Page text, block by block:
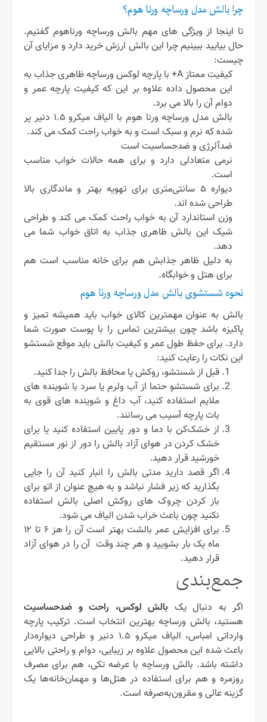
چرا بالش مدل ورساچه ورنا هوم؟
تا اینجا از ویژگی های مهم بالش ورساچه ورناهوم گفتیم.
حال بیایید ببینیم چرا این بالش ارزش خرید دارد و مزایای آن
چیست:
کیفیت ممتاز A+ با پارچه لوکس ورساچه ظاهری جذاب به
این محصول داده علاوه بر این که کیفیت پارچه عمر و
دوام آن را بالا می برد.
بالش مدل ورساچه ورنا هوم با الیاف میکرو ۱.۵ دنیر پر
شده که نرم و سبک است و به خواب راحت کمک می کند.
ضدآلرژی و ضدحساسیت است
نرمی متعادلی دارد و برای همه حالات خواب مناسب
است.
دیواره ۵ سانتی‌متری برای تهویه بهتر و ماندگاری بالا
طراحی شده اند.
وزن استاندارد آن به خواب راحت کمک می کند و طراحی
شیک این بالش ظاهری جذاب به اتاق خواب شما می
دهد.
به دلیل ظاهر جذابش هم برای خانه مناسب است هم
برای هتل و خوابگاه.
نحوه شستشوی بالش مدل ورساچه ورنا هوم
بالش به عنوان مهمترین کالای خواب باید همیشه تمیز و
پاکیزه باشد چون بیشترین تماس را با پوست صورت شما
دارد. برای حفظ طول عمر و کیفیت بالش باید موقع شستشو
این نکات را رعایت کنید:
قبل از شستشو، روکش یا محافظ بالش را جدا کنید.
برای شستشو حتما از آب ولرم یا سرد با شوینده های
ملایم استفاده کنید، آب داغ و شوینده های قوی به
بات پارچه آسیب می رسانند.
از خشک‌کن با دما و دور پایین استفاده کنید یا برای
خشک کردن در هوای آزاد بالش را دور از نور مستقیم
خورشید قرار دهید.
اگر قصد دارید مدتی بالش را انبار کنید آن را جایی
بگذارید که زیر فشار نباشد و به هیچ عنوان از اتو برای
باز کردن چروک های روکش اصلی بالش استفاده
نکنید چون باعث خراب شدن الیاف می شود.
برای افزایش عمر بالشت بهتر است آن را هز ۶ تا ۱۲
ماه یک بار بشویید و هر چند وقت آن را در هوای آزاد
قرار دهید.
جمع‌بندی
اگر به دنبال یک بالش لوکس، راحت و ضدحساسیت
هستید، بالش ورساچه بهترین انتخاب است. ترکیب پارچه
وارداتی امباس، الیاف میکرو ۱.۵ دنیر و طراحی دیواره‌دار
باعث شده این محصول علاوه بر زیبایی، دوام و راحتی بالایی
داشته باشد. بالش ورساچه با عرضه تکی، هم برای مصرف
روزمره و هم برای استفاده در هتل‌ها و مهمان‌خانه‌ها یک
گزینه عالی و مقرون‌به‌صرفه است.